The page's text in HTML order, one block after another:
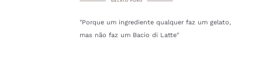
"Porque um ingrediente qualquer faz um gelato,
mas não faz um Bacio di Latte"